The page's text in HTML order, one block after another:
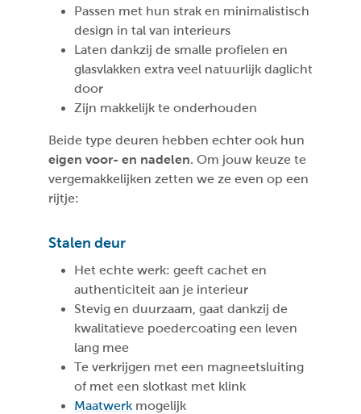
Passen met hun strak en minimalistisch
design in tal van interieurs
Laten dankzij de smalle profielen en
glasvlakken extra veel natuurlijk daglicht
door
Zijn makkelijk te onderhouden
Beide type deuren hebben echter ook hun
eigen voor- en nadelen. Om jouw keuze te
vergemakkelijken zetten we ze even op een
rijtje:
Stalen deur
Het echte werk: geeft cachet en
authenticiteit aan je interieur
Stevig en duurzaam, gaat dankzij de
kwalitatieve poedercoating een leven
lang mee
Te verkrijgen met een magneetsluiting
of met een slotkast met klink
Maatwerk mogelijk